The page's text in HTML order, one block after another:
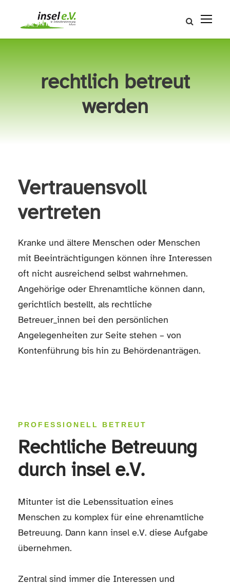
rechtlich betreut
werden
Vertrauensvoll
vertreten
Kranke und ältere Menschen oder Menschen
mit Beeinträchtigungen können ihre Interessen
oft nicht ausreichend selbst wahrnehmen.
Angehörige oder Ehrenamtliche können dann,
gerichtlich bestellt, als rechtliche
Betreuer_innen bei den persönlichen
Angelegenheiten zur Seite stehen – von
Kontenführung bis hin zu Behördenanträgen.
PROFESSIONELL BETREUT
Rechtliche Betreuung
durch insel e.V.
Mitunter ist die Lebenssituation eines
Menschen zu komplex für eine ehrenamtliche
Betreuung. Dann kann insel e.V. diese Aufgabe
übernehmen.
Zentral sind immer die Interessen und